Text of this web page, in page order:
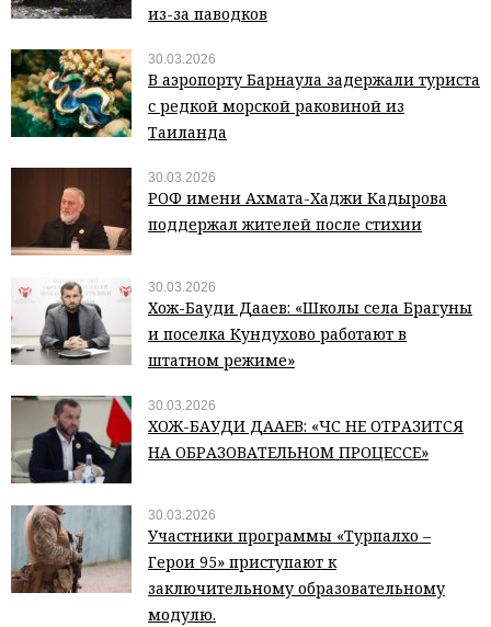
из-за паводков
30.03.2026
В аэропорту Барнаула задержали туриста
с редкой морской раковиной из
Таиланда
30.03.2026
РОФ имени Ахмата-Хаджи Кадырова
поддержал жителей после стихии
30.03.2026
Хож-Бауди Дааев: «Школы села Брагуны
и поселка Кундухово работают в
штатном режиме»
30.03.2026
ХОЖ-БАУДИ ДААЕВ: «ЧС НЕ ОТРАЗИТСЯ
НА ОБРАЗОВАТЕЛЬНОМ ПРОЦЕССЕ»
30.03.2026
Участники программы «Турпалхо –
Герои 95» приступают к
заключительному образовательному
модулю.